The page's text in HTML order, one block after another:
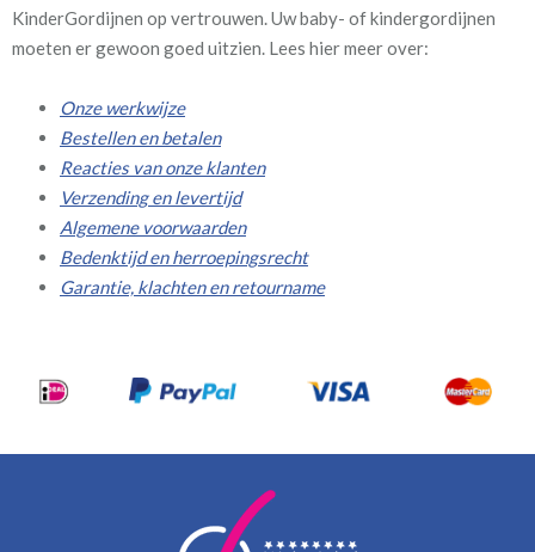
KinderGordijnen op vertrouwen. Uw baby- of kindergordijnen
moeten er gewoon goed uitzien. Lees hier meer over:
Onze werkwijze
Bestellen en betalen
Reacties van onze klanten
Verzending en levertijd
Algemene voorwaarden
Bedenktijd en herroepingsrecht
Garantie, klachten en retourname